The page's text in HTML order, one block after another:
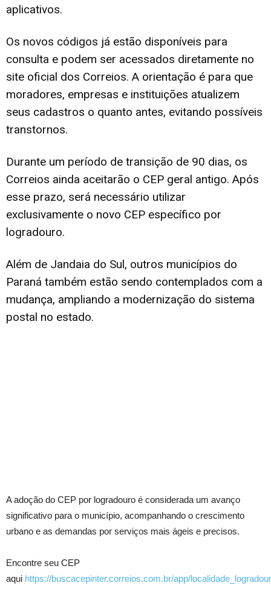
aplicativos.
Os novos códigos já estão disponíveis para
consulta e podem ser acessados diretamente no
site oficial dos Correios. A orientação é para que
moradores, empresas e instituições atualizem
seus cadastros o quanto antes, evitando possíveis
transtornos.
Durante um período de transição de 90 dias, os
Correios ainda aceitarão o CEP geral antigo. Após
esse prazo, será necessário utilizar
exclusivamente o novo CEP específico por
logradouro.
Além de Jandaia do Sul, outros municípios do
Paraná também estão sendo contemplados com a
mudança, ampliando a modernização do sistema
postal no estado.
A adoção do CEP por logradouro é considerada um avanço
significativo para o município, acompanhando o crescimento
urbano e as demandas por serviços mais ágeis e precisos.
Encontre seu CEP
aqui https://buscacepinter.correios.com.br/app/